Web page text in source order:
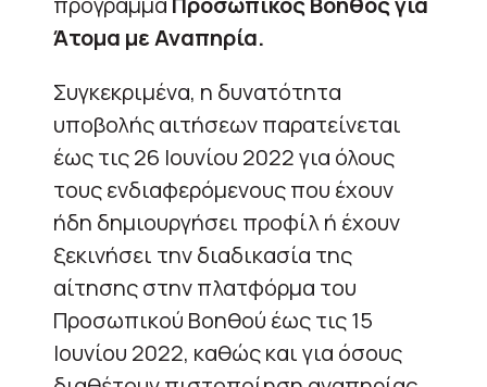
Άτομα με Αναπηρία.
Συγκεκριμένα, η δυνατότητα
υποβολής αιτήσεων παρατείνεται
έως τις 26 Ιουνίου 2022 για όλους
τους ενδιαφερόμενους που έχουν
ήδη δημιουργήσει προφίλ ή έχουν
ξεκινήσει την διαδικασία της
αίτησης στην πλατφόρμα του
Προσωπικού Βοηθού έως τις 15
Ιουνίου 2022, καθώς και για όσους